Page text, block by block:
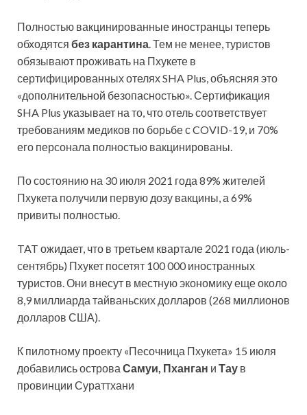
Полностью вакцинированные иностранцы теперь
обходятся без карантина . Тем не менее, туристов
обязывают проживать на Пхукете в
сертифицированных отелях SHA Plus, объясняя это
«дополнительной безопасностью». Сертификация
SHA Plus указывает на то, что отель соответствует
требованиям медиков по борьбе с COVID-19, и 70%
его персонала полностью вакцинированы.
По состоянию на 30 июля 2021 года 89% жителей
Пхукета получили первую дозу вакцины, а 69%
привиты полностью.
TAT ожидает, что в третьем квартале 2021 года (июль-
сентябрь) Пхукет посетят 100 000 иностранных
туристов. Они внесут в местную экономику еще около
8,9 миллиарда тайваньских долларов (268 миллионов
долларов США).
К пилотному проекту «Песочница Пхукета» 15 июля
добавились острова Самуи, Пханган и Тау в
провинции Сураттхани